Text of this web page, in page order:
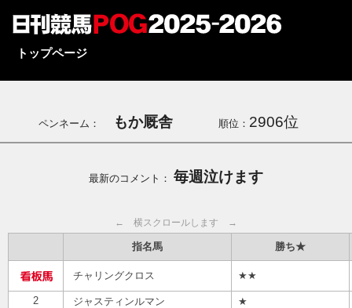
トップページ
ペンネーム： もか厩舎 順位： 2906位
最新のコメント： 毎週泣けます
← 横スクロールします →
指名馬 勝ち★
チャリングクロス ★★
2 ジャスティンルマン
★